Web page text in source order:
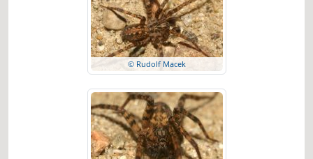
© Rudolf Macek